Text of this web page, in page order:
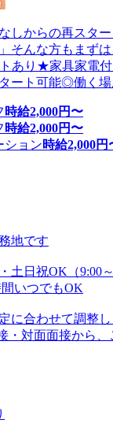
しからの再スタ
そんな方もまず
あり★家具家電
ート可能◎働く場
時給2,000円〜
時給2,000円〜
ション時給2,000円
地です
土日祝OK（9:00～
間いつでもOK
に合わせて調整し
・対面面接から